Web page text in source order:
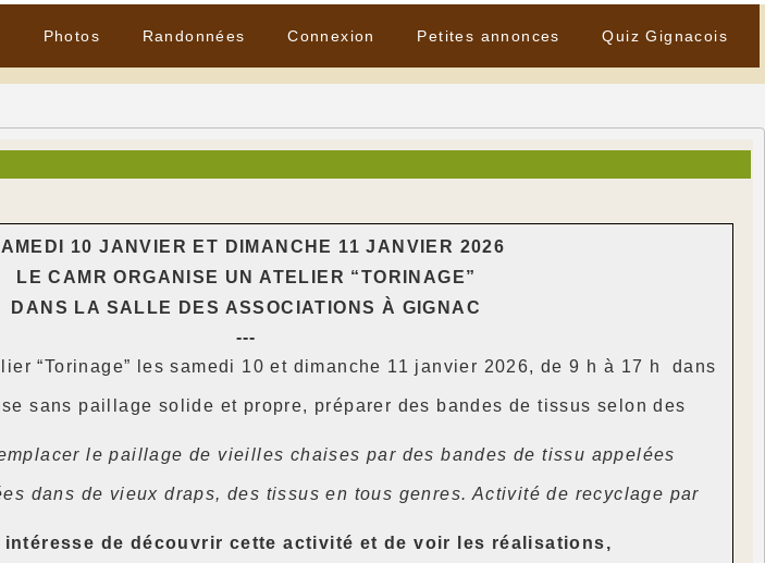
Photos Randonnées Connexion Petites annonces Quiz Gignacois
10 JANVIER ET DIMANCHE 11 JANVIER 2026
LE CAMR ORGANISE UN ATELIER “TORINAGE”
DANS LA SALLE DES ASSOCIATIONS À GIGNAC
---
“Torinage” les samedi 10 et dimanche 11 janvier 2026, de 9 h à 17 h dans
sans paillage solide et propre, préparer des bandes de tissus selon des
le paillage de vieilles chaises par des bandes de tissu appelées
dans de vieux draps, des tissus en tous genres. Activité de recyclage par
intéresse de découvrir cette activité et de voir les réalisations,